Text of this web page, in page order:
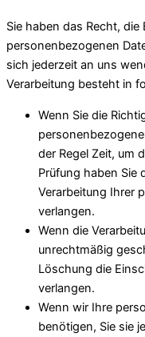
Sie haben das Recht,
personenbezogenen
sich jederzeit an uns
Verarbeitung besteht in
Wenn Sie die
der Regel Zeit, um
Prüfung haben Sie
Verarbeitung Ihrer
verlangen.
Wenn die
unrechtmäßig
Löschung die
verlangen.
Wenn wir Ihre
benötigen, Sie sie